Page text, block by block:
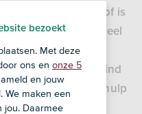
bijbaantje (gehad) of is
betalen vaak te veel
kind kan dit
Dat vindt je kind
dus je hulp
bezoekt
Met deze
ons en onze 5
en jouw
We maken een
jou. Daarmee